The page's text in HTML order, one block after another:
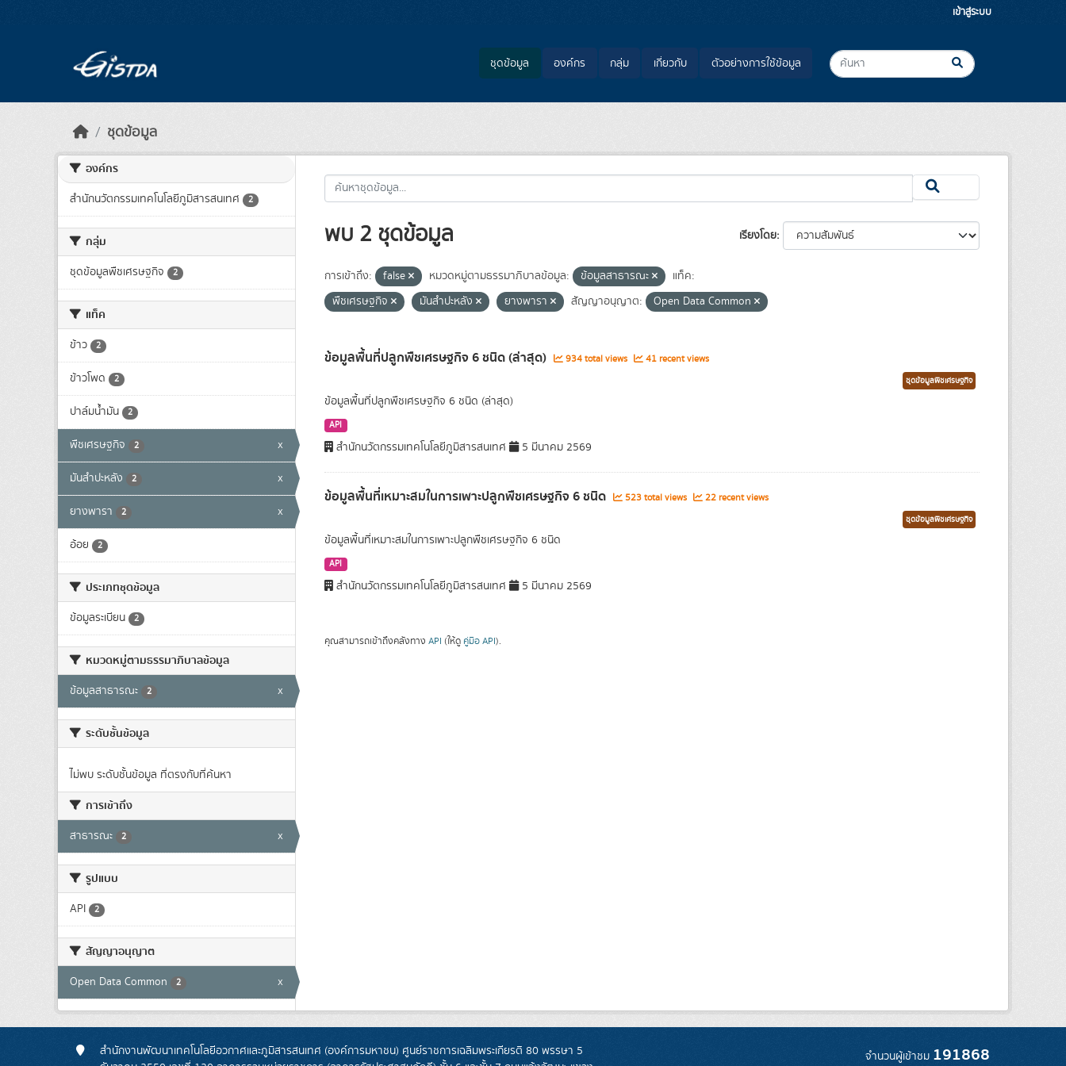
เข้าสู่ระบบ
ชุดข้อมูล องค์กร กลุ่ม เกี่ยวกับ ตัวอย่างการใช้ข้อมูล
ชุดข้อมูล
องค์กร
สำนักนวัตกรรมเทคโนโลยีภูมิสารสนเทศ 2
กลุ่ม
ชุดข้อมูลพืชเศรษฐกิจ 2
แท็ค
ข้าว 2
ข้าวโพด 2
ปาล์มน้ำมัน 2
พืชเศรษฐกิจ 2 x
มันสำปะหลัง 2 x
ยางพารา 2 x
อ้อย 2
ประเภทชุดข้อมูล
ข้อมูลระเบียน 2
หมวดหมู่ตามธรรมาภิบาลข้อมูล
ข้อมูลสาธารณะ 2 x
ระดับชั้นข้อมูล
ไม่พบ ระดับชั้นข้อมูล ที่ตรงกับที่ค้นหา
การเข้าถึง
สาธารณะ 2 x
รูปแบบ
API 2
สัญญาอนุญาต
Open Data Common 2 x
เรียงโดย
พบ 2 ชุดข้อมูล
การเข้าถึง: false หมวดหมู่ตามธรรมาภิบาลข้อมูล: ข้อมูลสาธารณะ
แท็ค:
พืชเศรษฐกิจ
มันสำปะหลัง ยางพารา สัญญาอนุญาต: Open Data Common
ข้อมูลพื้นที่ปลูกพืชเศรษฐกิจ 6 ชนิด (ล่าสุด) 934 total views 41 recent views
ชุดข้อมูลพืชเศรษฐกิจ
ข้อมูลพื้นที่ปลูกพืชเศรษฐกิจ 6 ชนิด (ล่าสุด)
API
สำนักนวัตกรรมเทคโนโลยีภูมิสารสนเทศ 5 มีนาคม 2569
ข้อมูลพื้นที่เหมาะสมในการเพาะปลูกพืชเศรษฐกิจ 6 ชนิด 523 total views 22 recent views
ชุดข้อมูลพืชเศรษฐกิจ
ข้อมูลพื้นที่เหมาะสมในการเพาะปลูกพืชเศรษฐกิจ 6 ชนิด
API
สำนักนวัตกรรมเทคโนโลยีภูมิสารสนเทศ 5 มีนาคม 2569
คุณสามารถเข้าถึงคลังทาง API (ให้ดู คู่มือ API).
สำนักงานพัฒนาเทคโนโลยีอวกาศและภูมิสารสนเทศ (องค์การมหาชน) ศูนย์ราชการเฉลิมพระเกียรติ 80 พรรษา 5
จำนวนผู้เข้าชม 191868